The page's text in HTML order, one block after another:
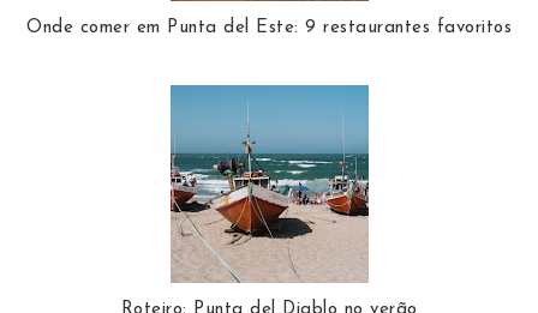
Onde comer em Punta del Este: 9 restaurantes favoritos